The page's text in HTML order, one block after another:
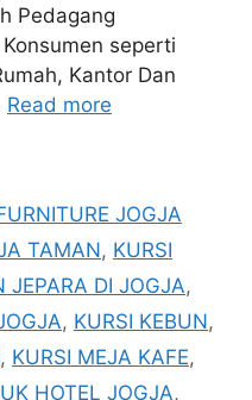
Pedagang
seperti
Kantor Dan
Read more
JOGJA
TAMAN, KURSI
JEPARA DI JOGJA,
, KURSI KEBUN,
, KURSI MEJA KAFE,
HOTEL JOGJA,